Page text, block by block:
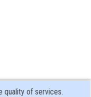
quality of services.